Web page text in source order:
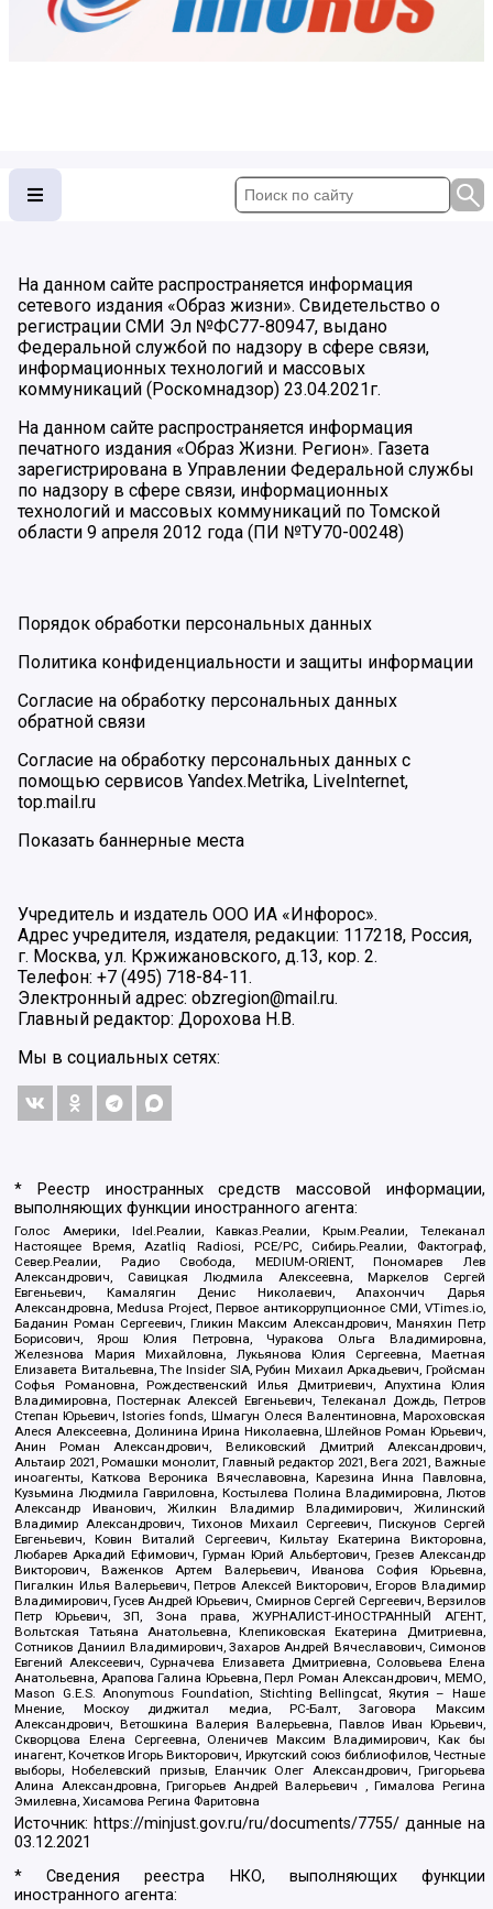
На данном сайте распространяется информация
сетевого издания «Образ жизни». Свидетельство о
регистрации СМИ Эл №ФС77-80947, выдано
Федеральной службой по надзору в сфере связи,
информационных технологий и массовых
коммуникаций (Роскомнадзор) 23.04.2021г.
На данном сайте распространяется информация
печатного издания «Образ Жизни. Регион». Газета
зарегистрирована в Управлении Федеральной службы
по надзору в сфере связи, информационных
технологий и массовых коммуникаций по Томской
области 9 апреля 2012 года (ПИ №ТУ70-00248)
Порядок обработки персональных данных
Политика конфиденциальности и защиты информации
Согласие на обработку персональных данных
обратной связи
Согласие на обработку персональных данных с
помощью сервисов Yandex.Metrika, LiveInternet,
top.mail.ru
Показать баннерные места
Учредитель и издатель ООО ИА «Инфорос».
Адрес учредителя, издателя, редакции: 117218, Россия,
г. Москва, ул. Кржижановского, д.13, кор. 2.
Телефон: +7 (495) 718-84-11.
Электронный адрес: obzregion@mail.ru.
Главный редактор: Дорохова Н.В.
Мы в социальных сетях:
* Реестр иностранных средств массовой информации,
выполняющих функции иностранного агента:
Голос Америки, Idel.Реалии, Кавказ.Реалии, Крым.Реалии, Телеканал
Настоящее Время, Azatliq Radiosi, PCE/PC, Сибирь.Реалии, Фактограф,
Север.Реалии, Радио Свобода, MEDIUM-ORIENT, Пономарев Лев
Александрович, Савицкая Людмила Алексеевна, Маркелов Сергей
Евгеньевич, Камалягин Денис Николаевич, Апахончич Дарья
Александровна, Medusa Project, Первое антикоррупционное СМИ, VTimes.io,
Баданин Роман Сергеевич, Гликин Максим Александрович, Маняхин Петр
Борисович, Ярош Юлия Петровна, Чуракова Ольга Владимировна,
Железнова Мария Михайловна, Лукьянова Юлия Сергеевна, Маетная
Елизавета Витальевна, The Insider SIA, Рубин Михаил Аркадьевич, Гройсман
Софья Романовна, Рождественский Илья Дмитриевич, Апухтина Юлия
Владимировна, Постернак Алексей Евгеньевич, Телеканал Дождь, Петров
Степан Юрьевич, Istories fonds, Шмагун Олеся Валентиновна, Мароховская
Алеся Алексеевна, Долинина Ирина Николаевна, Шлейнов Роман Юрьевич,
Анин Роман Александрович, Великовский Дмитрий Александрович,
Альтаир 2021, Ромашки монолит, Главный редактор 2021, Вега 2021, Важные
иноагенты, Каткова Вероника Вячеславовна, Карезина Инна Павловна,
Кузьмина Людмила Гавриловна, Костылева Полина Владимировна, Лютов
Александр Иванович, Жилкин Владимир Владимирович, Жилинский
Владимир Александрович, Тихонов Михаил Сергеевич, Пискунов Сергей
Евгеньевич, Ковин Виталий Сергеевич, Кильтау Екатерина Викторовна,
Любарев Аркадий Ефимович, Гурман Юрий Альбертович, Грезев Александр
Викторович, Важенков Артем Валерьевич, Иванова София Юрьевна,
Пигалкин Илья Валерьевич, Петров Алексей Викторович, Егоров Владимир
Владимирович, Гусев Андрей Юрьевич, Смирнов Сергей Сергеевич, Верзилов
Петр Юрьевич, ЗП, Зона права, ЖУРНАЛИСТ-ИНОСТРАННЫЙ АГЕНТ,
Вольтская Татьяна Анатольевна, Клепиковская Екатерина Дмитриевна,
Сотников Даниил Владимирович, Захаров Андрей Вячеславович, Симонов
Евгений Алексеевич, Сурначева Елизавета Дмитриевна, Соловьева Елена
Анатольевна, Арапова Галина Юрьевна, Перл Роман Александрович, МЕМО,
Mason G.E.S. Anonymous Foundation, Stichting Bellingcat, Якутия – Наше
Мнение, Москоу диджитал медиа, РС-Балт, Заговора Максим
Александрович, Ветошкина Валерия Валерьевна, Павлов Иван Юрьевич,
Скворцова Елена Сергеевна, Оленичев Максим Владимирович, Как бы
инагент, Кочетков Игорь Викторович, Иркутский союз библиофилов, Честные
выборы, Нобелевский призыв, Еланчик Олег Александрович, Григорьева
Алина Александровна, Григорьев Андрей Валерьевич , Гималова Регина
Эмилевна, Хисамова Регина Фаритовна
Источник: https://minjust.gov.ru/ru/documents/7755/ данные на
03.12.2021
* Сведения реестра НКО, выполняющих функции
иностранного агента: